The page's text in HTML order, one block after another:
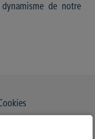
de notre